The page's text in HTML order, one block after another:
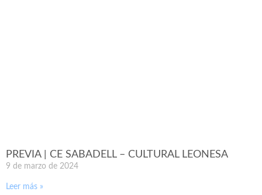
PREVIA | CE SABADELL – CULTURAL LEONESA
9 de marzo de 2024
Leer más »